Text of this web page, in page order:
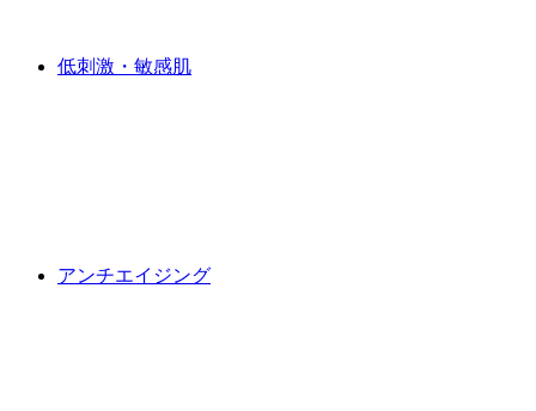
低刺激・敏感肌
アンチエイジング